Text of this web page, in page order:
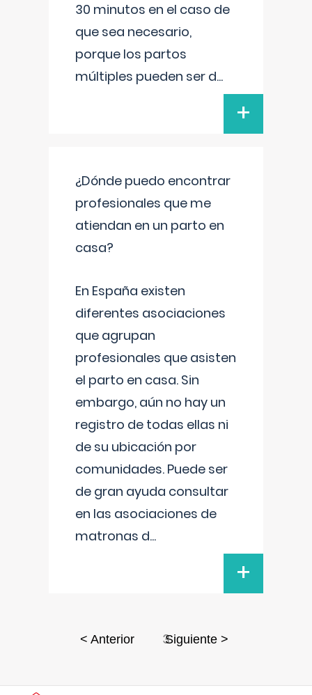
30 minutos en el caso de
que sea necesario,
porque los partos
múltiples pueden ser d...
+
¿Dónde puedo encontrar
profesionales que me
atiendan en un parto en
casa?
En España existen
diferentes asociaciones
que agrupan
profesionales que asisten
el parto en casa. Sin
embargo, aún no hay un
registro de todas ellas ni
de su ubicación por
comunidades. Puede ser
de gran ayuda consultar
en las asociaciones de
matronas d...
+
< Anterior 3Siguiente >